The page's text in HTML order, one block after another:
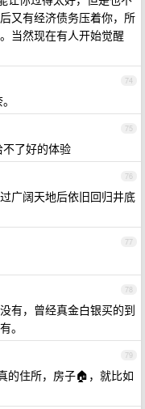
又有经济债务压着你，所
当然现在有人开始觉醒
74
75
了好的体验
76
广阔天地后依旧回归井底
77
78
有，曾经真金白银买的到
。
79
的住所，房子🏠，就比如